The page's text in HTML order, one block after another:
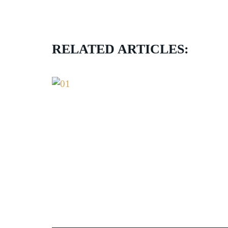
RELATED ARTICLES: